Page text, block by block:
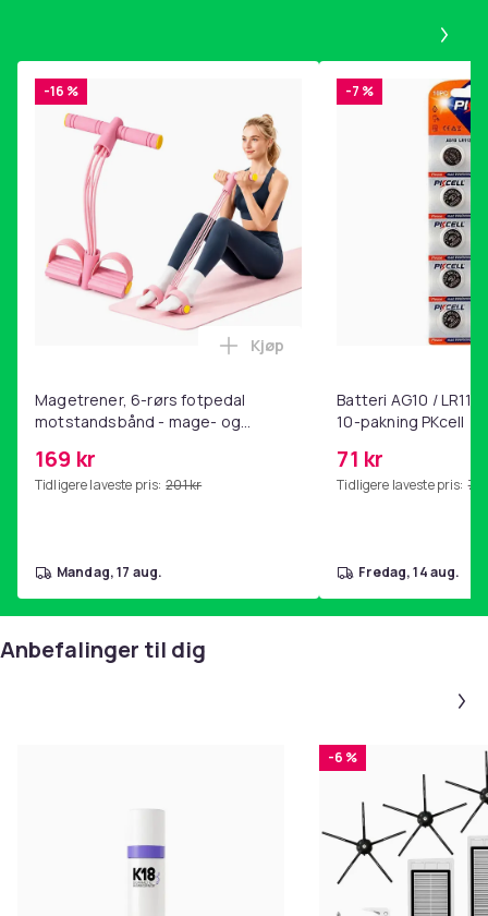
-16 %
Magetrener, 6-rørs fotpedal
motstandsbånd - mage- og
hjemmegymnastikk Pink
169 kr
Tidligere laveste pris: 201 kr
Legg Magetrener, 6-rørs
Kjøp
mandag, 17 aug.
-7 %
Batteri AG10 /
10-pakning PKcell
71 kr
Tidligere laveste pris: 76
fredag, 14 aug.
Anbefalinger til dig
-6 %